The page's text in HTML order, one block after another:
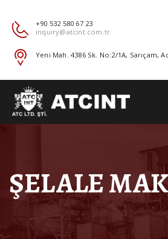
+90 532 580 67 23
inquiry@atcint.com.tr
Yeni Mah. 4386 Sk. No:2/1A, Sarıçam,
ŞELALE